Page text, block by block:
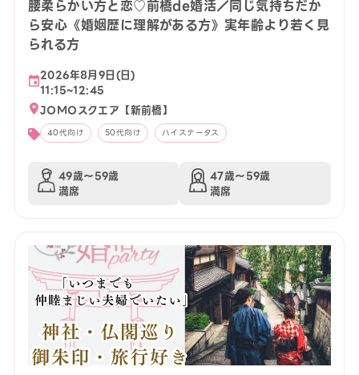
腰柔らかい方と恋♡前橋de婚活／同じ気持ちだか
ら安心《婚姻歴に理解がある方》実年齢より若く見
られる方
2026年8月9日(日)
11:15~12:45
JOMOスクエア【新前橋】
40代向け 50代向け ハイステータス
49歳〜59歳
満席
47歳〜59歳
満席